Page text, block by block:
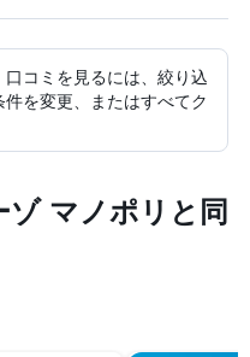
コミを見るには、絞り込
を変更、またはすべてク
マノポリと同